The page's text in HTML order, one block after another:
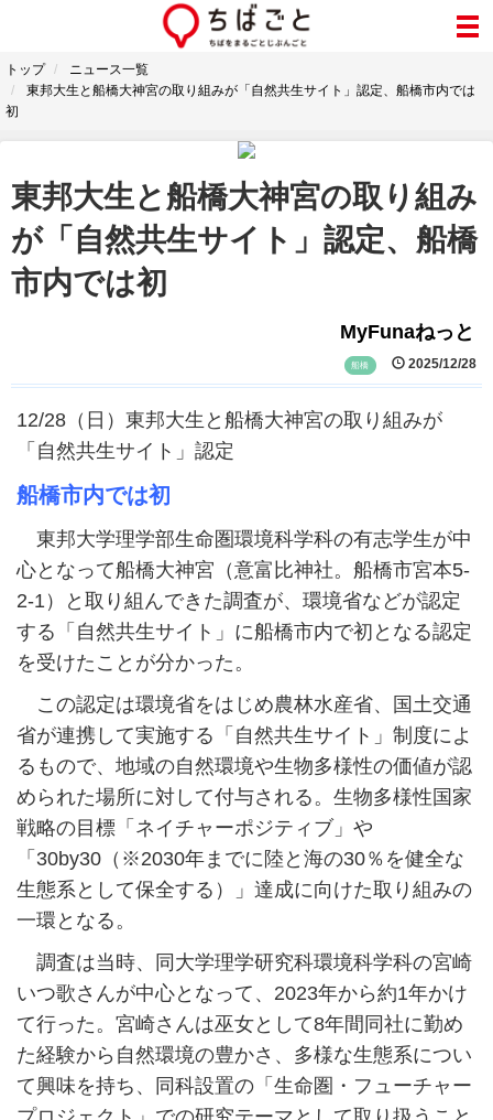
トップ
ニュース一覧
東邦大生と船橋大神宮の取り組みが「自然共生サイト」認定、船橋市内では
初
東邦大生と船橋大神宮の取り組み
が「自然共生サイト」認定、船橋
市内では初
MyFunaねっと
船橋 2025/12/28
12/28（日）東邦大生と船橋大神宮の取り組みが
「自然共生サイト」認定
船橋市内では初
東邦大学理学部生命圏環境科学科の有志学生が中
心となって船橋大神宮（意富比神社。船橋市宮本5-
2-1）と取り組んできた調査が、環境省などが認定
する「自然共生サイト」に船橋市内で初となる認定
を受けたことが分かった。
この認定は環境省をはじめ農林水産省、国土交通
省が連携して実施する「自然共生サイト」制度によ
るもので、地域の自然環境や生物多様性の価値が認
められた場所に対して付与される。生物多様性国家
戦略の目標「ネイチャーポジティブ」や
「30by30（※2030年までに陸と海の30％を健全な
生態系として保全する）」達成に向けた取り組みの
一環となる。
調査は当時、同大学理学研究科環境科学科の宮崎
いつ歌さんが中心となって、2023年から約1年かけ
て行った。宮崎さんは巫女として8年間同社に勤め
た経験から自然環境の豊かさ、多様な生態系につい
て興味を持ち、同科設置の「生命圏・フューチャー